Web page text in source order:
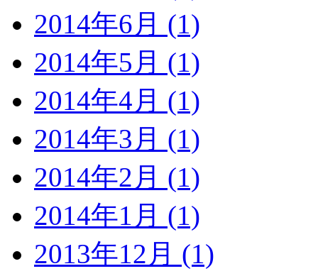
2014年6月 (1)
2014年5月 (1)
2014年4月 (1)
2014年3月 (1)
2014年2月 (1)
2014年1月 (1)
2013年12月 (1)